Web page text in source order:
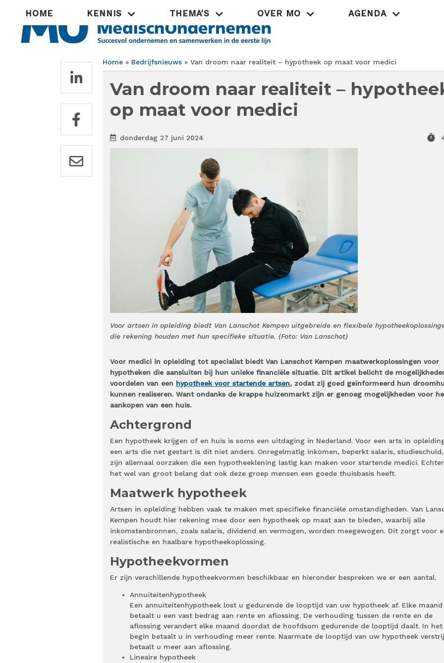
Hoofdnavigatie
HOME KENNIS THEMA'S OVER MO AGENDA
Home Bedrijfsnieuws Van droom naar realiteit – hypotheek op maat voor medici
Van droom naar realiteit –
op maat voor medici
donderdag 27 juni 2024 timer
Voor artsen in opleiding biedt Van Lanschot Kempen uitgebreide en flexibele
die rekening houden met hun specifieke situatie. (Foto: Van Lanschot)
Voor medici in opleiding tot specialist biedt Van Lanschot Kempen maatwerkoplossingen voor
hypotheken die aansluiten bij hun unieke financiële situatie. Dit artikel belicht de
voordelen van een hypotheek voor startende artsen, zodat zij goed geïnformeerd hun
kunnen realiseren. Want ondanks de krappe huizenmarkt zijn er genoeg mogelijkheden voor
aankopen van een huis.
Achtergrond
Een hypotheek krijgen of en huis is soms een uitdaging in Nederland. Voor een arts in
een arts die net gestart is dit niet anders. Onregelmatig inkomen, beperkt salaris,
zijn allemaal oorzaken die een hypotheeklening lastig kan maken voor startende medici.
het wel van groot belang dat ook deze groep mensen een goede thuisbasis heeft.
Maatwerk hypotheek
Artsen in opleiding hebben vaak te maken met specifieke financiële omstandigheden. Van
Kempen houdt hier rekening mee door een hypotheek op maat aan te bieden, waarbij alle
inkomstenbronnen, zoals salaris, dividend en vermogen, worden meegewogen. Dit zorgt voor
realistische en haalbare hypotheekoplossing.
Hypotheekvormen
Er zijn verschillende hypotheekvormen beschikbaar en hieronder bespreken we er een aantal.
Annuïteitenhypotheek
Een annuïteitenhypotheek lost u gedurende de looptijd van uw hypotheek af. Elke maand
betaalt u een vast bedrag aan rente en aflossing. De verhouding tussen de rente en de
aflossing verandert elke maand doordat de hoofdsom gedurende de looptijd daalt. In het
begin betaalt u in verhouding meer rente. Naarmate de looptijd van uw hypotheek
betaalt u meer aan aflossing.
Lineaire hypotheek